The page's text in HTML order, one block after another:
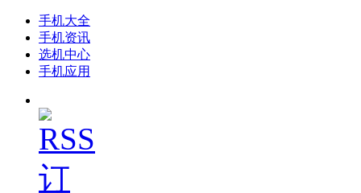
手机大全
手机资讯
选机中心
手机应用